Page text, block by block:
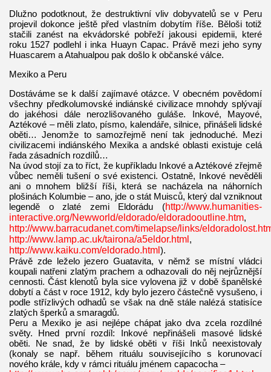
Dlužno podotknout, že destruktivní vliv dobyvatelů se v Peru
projevil dokonce ještě před vlastním dobytím říše. Běloši totiž
stačili zanést na ekvádorské pobřeží jakousi epidemii, které
roku 1527 podlehl i inka Huayn Capac. Právě mezi jeho syny
Huascarem a Atahualpou pak došlo k občanské válce.
Mexiko a Peru
Dostáváme se k další zajímavé otázce. V obecném povědomí
všechny předkolumovské indiánské civilizace mnohdy splývají
do jakéhosi dále nerozlišovaného guláše. Inkové, Mayové,
Aztékové – měli zlato, písmo, kalendáře, silnice, přinášeli lidské
oběti… Jenomže to samozřejmě není tak jednoduché. Mezi
civilizacemi indiánského Mexika a andské oblasti existuje celá
řada zásadních rozdílů…
Na úvod stojí za to říct, že kupříkladu Inkové a Aztékové zřejmě
vůbec neměli tušení o své existenci. Ostatně, Inkové nevěděli
ani o mnohem bližší říši, která se nacházela na náhorních
plošinách Kolumbie – ano, jde o stát Muisců, který dal vzniknout
legendě o zlaté zemi Eldorádu (http://www.humanities-
interactive.org/Newworld/eldorado/eldoradooutline.htm,
http://www.barracudanet.com/timelapse/links/
http://www.lamp.ac.uk/tairona/a5eldor.html ,
http://www.kaiku.com/eldorado.html ).
Právě zde leželo jezero Guatavita, v němž se místní vládci
koupali natřeni zlatým prachem a odhazovali do něj nejrůznější
cennosti. Část klenotů byla sice vylovena již v době španělské
dobytí a část v roce 1912, kdy bylo jezero částečně vysušeno, i
podle střízlivých odhadů se však na dně stále nalézá statisíce
zlatých šperků a smaragdů.
Peru a Mexiko je asi nejlépe chápat jako dva zcela rozdílné
světy. Hned první rozdíl: Inkové nepřinášeli masové lidské
oběti. Ne snad, že by lidské oběti v říši Inků neexistovaly
(konaly se např. během rituálu souvisejícího s korunovací
nového krále, kdy v rámci rituálu jménem capacocha –